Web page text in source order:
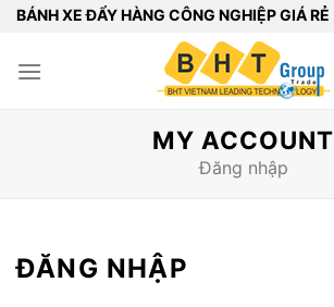
Bỏ
nội
BÁNH XE ĐẨY HÀNG CÔNG NGHIỆP GIÁ RẺ
MY ACCOUNT
Đăng nhập
ĐĂNG NHẬP